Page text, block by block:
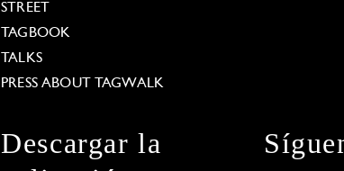
STREET
TAGBOOK
TALKS
PRESS ABOUT TAGWALK
Descargar la